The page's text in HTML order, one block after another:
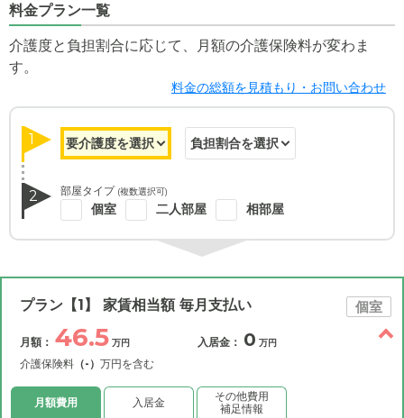
料金プラン一覧
介護度と負担割合に応じて、月額の介護保険料が変わま
す。
料金の総額を見積もり・お問い合わせ
1
2 部屋タイプ (複数選択可)
個室 二人部屋 相部屋
プラン【1】 家賃相当額 毎月支払い 個室
月額： 46.5 万円
介護保険料 （-） 万円を含む
入居金： 0 万円
月額費用 入居金
その他費用
補足情報